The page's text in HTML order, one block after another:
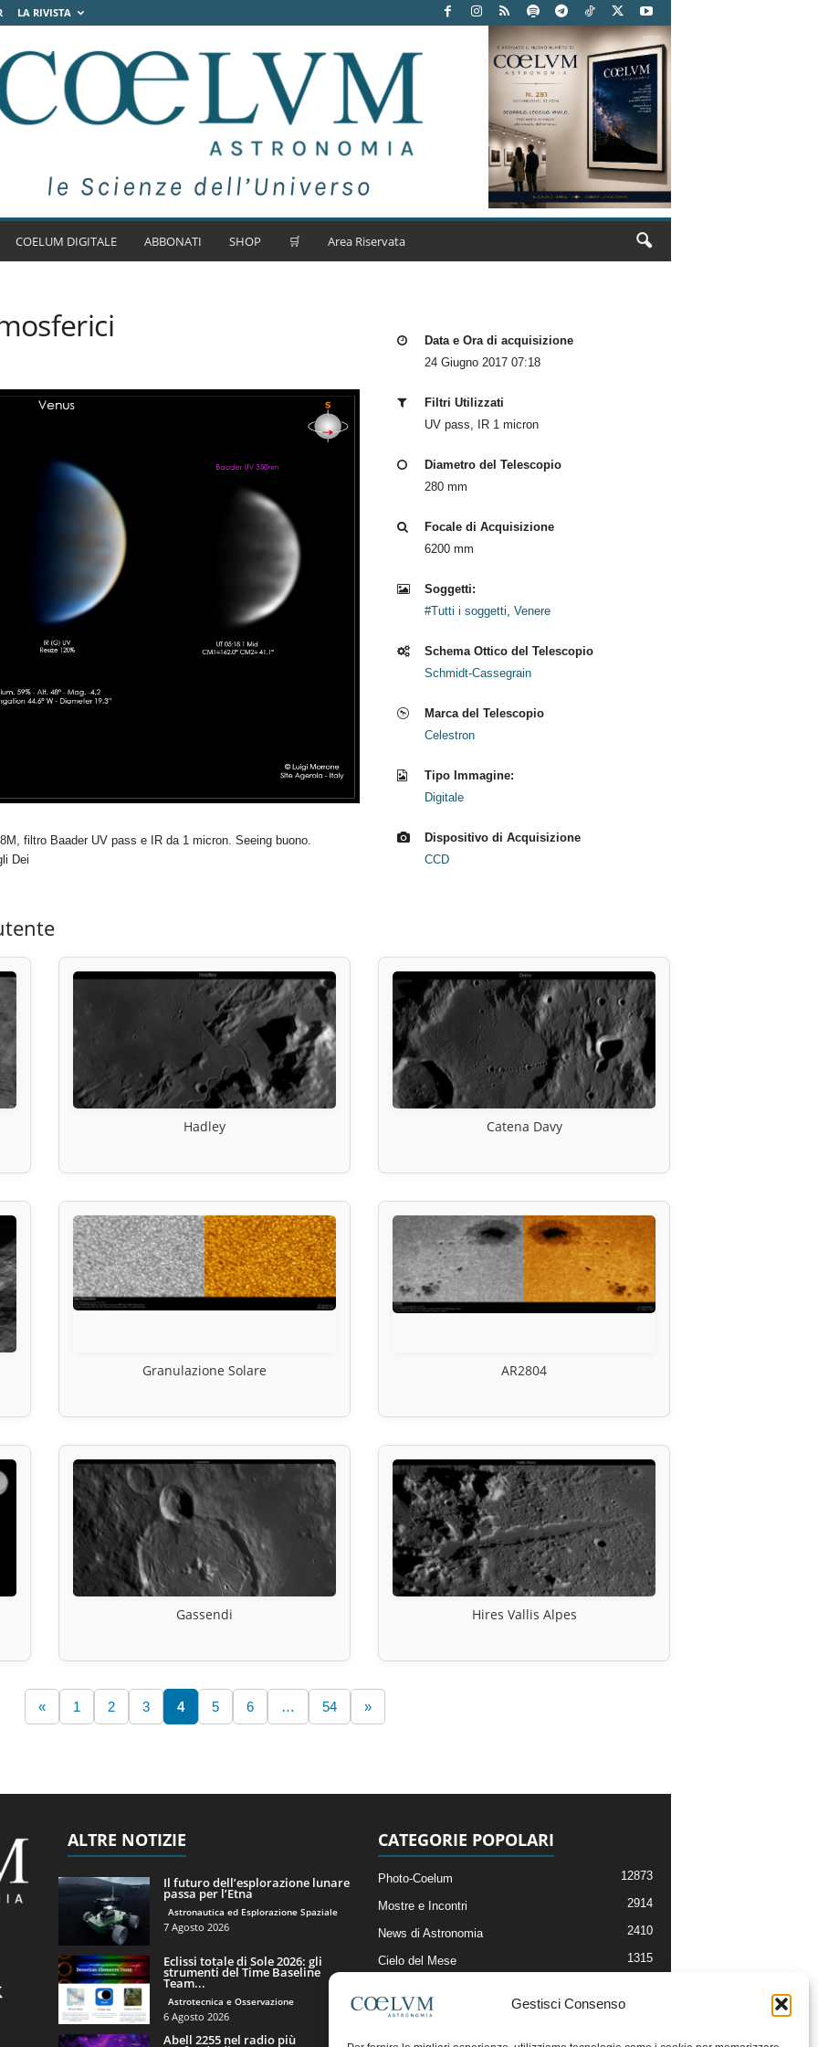
Gestisci Consenso
LA RIVISTA
COELUM DIGITALE ABBONATI SHOP 🛒 Area Riservata
filtro Baader UV pass e IR da 1 micron. Seeing buono.
Dei
Data e Ora di acquisizione
24 Giugno 2017 07:18
Filtri Utilizzati
UV pass, IR 1 micron
Diametro del Telescopio
280 mm
Focale di Acquisizione
6200 mm
Soggetti:
#Tutti i soggetti, Venere
Schema Ottico del Telescopio
Schmidt-Cassegrain
Marca del Telescopio
Celestron
Tipo Immagine:
Digitale
Dispositivo di Acquisizione
CCD
Hadley Catena Davy
Granulazione Solare AR2804
Gassendi Hires Vallis Alpes
« 1 2 3 4 5 6 … 54 »
ALTRE NOTIZIE
Il futuro dell’esplorazione lunare
passa per l’Etna
Astronautica ed Esplorazione Spaziale
7 Agosto 2026
Eclissi totale di Sole 2026: gli
strumenti del Time Baseline
Team...
Astrotecnica e Osservazione
6 Agosto 2026
Abell 2255 nel radio più
CATEGORIE POPOLARI
Photo-Coelum 12873
Mostre e Incontri 2914
News di Astronomia 2410
Cielo del Mese 1315
Articoli e Risorse On-Line
Il Blog della Redazione